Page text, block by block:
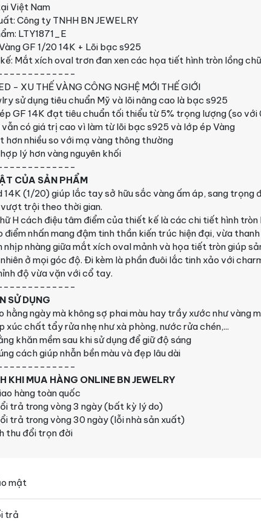
Việt Nam
Công ty TNHH BN JEWELRY
LTY1871_E
GF 1/20 14K + Lõi bạc s925
Mắt xích oval trơn đan xen các họa tiết hình tròn lồng
- XU THẾ VÀNG CÔNG NGHỆ MỚI THẾ GIỚI
sử dụng tiêu chuẩn Mỹ và lõi nâng cao là bạc s925
GF 14K đạt tiêu chuẩn tối thiểu từ 5% trọng lượng (so với
có giá trị cao vì làm từ lõi bạc s925 và lớp ép Vàng
nhiều so với mạ vàng thông thường
lý hơn vàng nguyên khối
CỦA SẢN PHẨM
14K (1/20) giúp lắc tay sở hữu sắc vàng ấm áp, sang
vượt trội theo thời gian.
H cách điệu tâm điểm của thiết kế là các chi tiết hình
điểm nhấn mang đậm tinh thần kiến trúc hiện đại, vừa
nhịp nhàng giữa mắt xích oval mảnh và họa tiết tròn giúp
ở mọi góc độ. Đi kèm là phần đuôi lắc tinh xảo với
độ vừa vặn với cổ tay.
SỬ DỤNG
hằng ngày mà không sợ phai màu hay trầy xước như vàng
xúc chất tẩy rửa nhẹ như xà phòng, nước rửa chén,...
khăn mềm sau khi sử dụng để giữ độ sáng
cách giúp nhẫn bền màu và đẹp lâu dài
KHI MUA HÀNG ONLINE BN JEWELRY
hàng toàn quốc
trả trong vòng 3 ngày (bất kỳ lý do)
trả trong vòng 30 ngày (lỗi nhà sản xuất)
thu đổi trọn đời
mật
trả